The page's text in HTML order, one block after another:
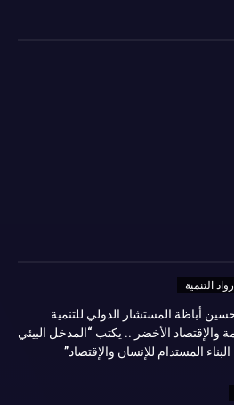
التنمية
أباظة المستشار الدولي للتنمية
والإقتصاد الأخضر .. يكتب “المدخل البيئي
البناء المستدام للإنسان والإقتصاد”